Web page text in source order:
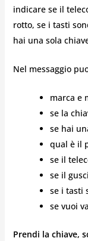
indicare se il
rotto, se i tasti
hai una sola
Nel messaggio
marca e
se la
se hai
qual è il
se il
se il
se i tasti
se vuoi
Prendi la chiave,